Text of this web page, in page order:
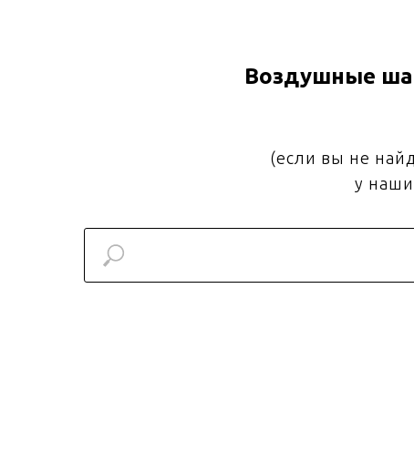
Воздушные
(если вы не
у